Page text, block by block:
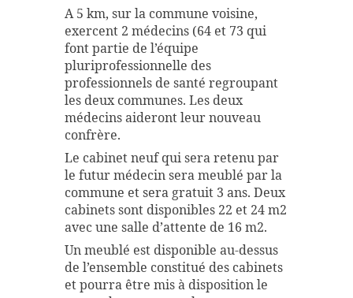
A 5 km, sur la commune voisine,
exercent 2 médecins (64 et 73 qui
font partie de l’équipe
pluriprofessionnelle des
professionnels de santé regroupant
les deux communes. Les deux
médecins aideront leur nouveau
confrère.
Le cabinet neuf qui sera retenu par
le futur médecin sera meublé par la
commune et sera gratuit 3 ans. Deux
cabinets sont disponibles 22 et 24 m2
avec une salle d’attente de 16 m2.
Un meublé est disponible au-dessus
de l’ensemble constitué des cabinets
et pourra être mis à disposition le